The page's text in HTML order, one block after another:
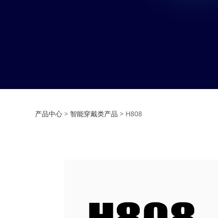
H808
产品中心 > 智能穿戴类产品 > H808